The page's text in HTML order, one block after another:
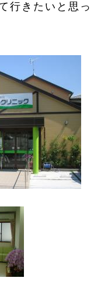
行きたいと思っ